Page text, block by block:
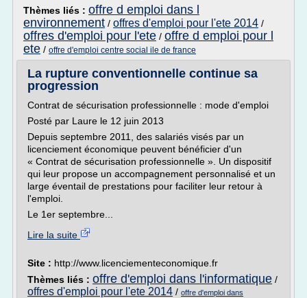
Thèmes liés : offre d emploi dans l
environnement / offres d'emploi pour l'ete 2014 /
offres d'emploi pour l'ete / offre d emploi pour l
ete / offre d'emploi centre social ile de france
La rupture conventionnelle continue sa
progression
Contrat de sécurisation professionnelle : mode d'emploi
Posté par Laure le 12 juin 2013
Depuis septembre 2011, des salariés visés par un
licenciement économique peuvent bénéficier d'un
« Contrat de sécurisation professionnelle ». Un dispositif
qui leur propose un accompagnement personnalisé et un
large éventail de prestations pour faciliter leur retour à
l'emploi.
Le 1er septembre...
Lire la suite
Site : http://www.licenciementeconomique.fr
Thèmes liés : offre d'emploi dans l'informatique /
offres d'emploi pour l'ete 2014 / offre d'emploi dans